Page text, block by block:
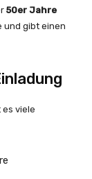
50er Jahre
und gibt einen
viele